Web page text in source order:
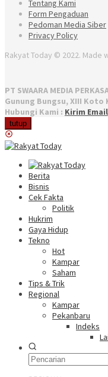
Tentang Kami
Form Pengaduan
Pedoman Media Siber
Privacy Policy
Rakyat Today © 2022. Made
PT SWAARA MEDIA
Gunung Bungsu, XIII Koto
Hubungi Kami : Kirim Email
tutup
Berita
Bisnis
Cek Fakta
Politik
Hukrim
Gaya Hidup
Tekno
Hot
Kampar
Saham
Tips & Trik
Regional
Kampar
Pekanbaru
Indeks